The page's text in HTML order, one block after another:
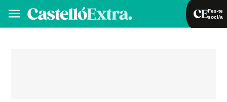
Fes-te
soci/a